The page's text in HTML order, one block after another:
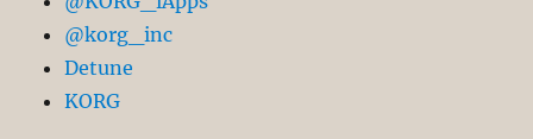
ブ
@korg_inc
Detune
KORG